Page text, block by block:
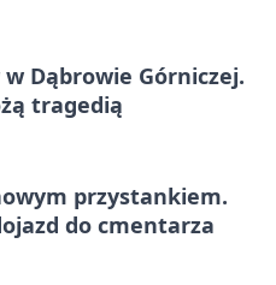
w Dąbrowie Górniczej.
tragedią
przystankiem.
do cmentarza